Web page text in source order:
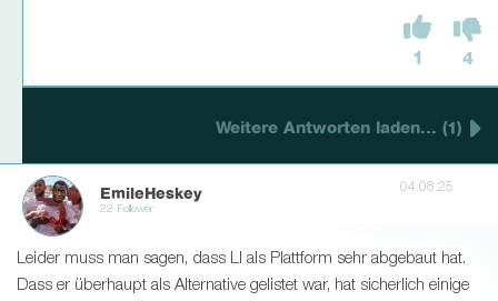
1 4
Weitere Antworten laden... (1)
EmileHeskey
22 Follower
04.08.25
Leider muss man sagen, dass LI als Plattform sehr abgebaut hat.
Dass er überhaupt als Alternative gelistet war, hat sicherlich einige